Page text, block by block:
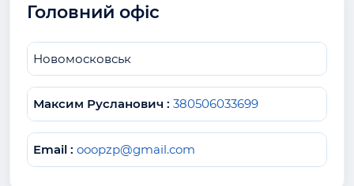
Головний офіс
Новомосковськ
Максим Русланович : 380506033699
Email : ooopzp@gmail.com